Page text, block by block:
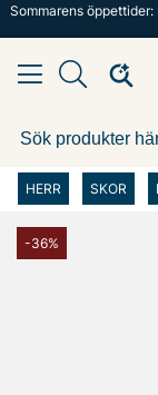
Sommarens
HERR SKOR
-36%